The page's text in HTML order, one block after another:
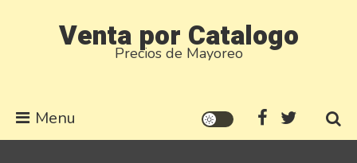
Venta por Catalogo
Precios de Mayoreo
Menu